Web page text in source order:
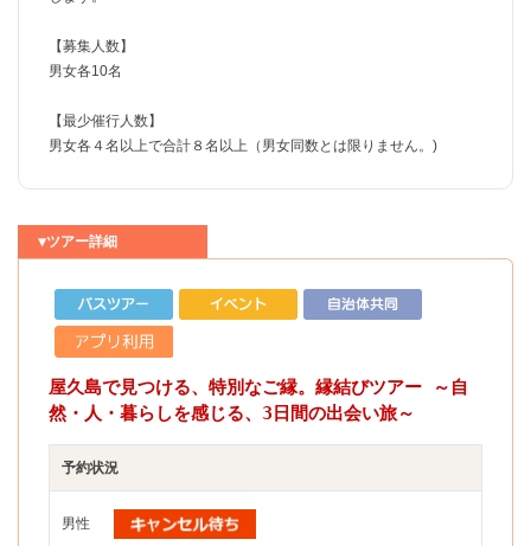
【募集人数】
男女各10名
【最少催行人数】
男女各４名以上で合計８名以上（男女同数とは限りません。)
▼ツアー詳細
屋久島で見つける、特別なご縁。縁結びツアー ～自
然・人・暮らしを感じる、3日間の出会い旅～
予約状況
男性